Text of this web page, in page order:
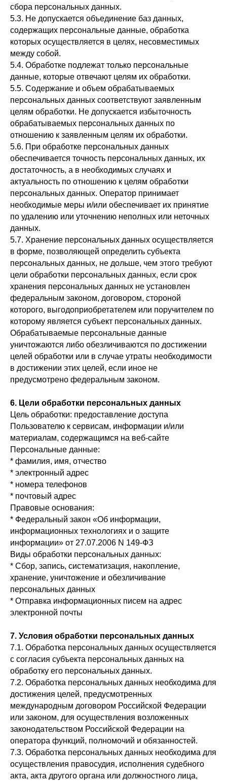
сбора персональных данных.
5.3. Не допускается объединение баз данных,
содержащих персональные данные, обработка
которых осуществляется в целях, несовместимых
между собой.
5.4. Обработке подлежат только персональные
данные, которые отвечают целям их обработки.
5.5. Содержание и объем обрабатываемых
персональных данных соответствуют заявленным
целям обработки. Не допускается избыточность
обрабатываемых персональных данных по
отношению к заявленным целям их обработки.
5.6. При обработке персональных данных
обеспечивается точность персональных данных, их
достаточность, а в необходимых случаях и
актуальность по отношению к целям обработки
персональных данных. Оператор принимает
необходимые меры и/или обеспечивает их принятие
по удалению или уточнению неполных или неточных
данных.
5.7. Хранение персональных данных осуществляется
в форме, позволяющей определить субъекта
персональных данных, не дольше, чем этого требуют
цели обработки персональных данных, если срок
хранения персональных данных не установлен
федеральным законом, договором, стороной
которого, выгодоприобретателем или поручителем по
которому является субъект персональных данных.
Обрабатываемые персональные данные
уничтожаются либо обезличиваются по достижении
целей обработки или в случае утраты необходимости
в достижении этих целей, если иное не
предусмотрено федеральным законом.
6. Цели обработки персональных данных
Цель обработки: предоставление доступа
Пользователю к сервисам, информации и/или
материалам, содержащимся на веб-сайте
Персональные данные:
* фамилия, имя, отчество
* электронный адрес
* номера телефонов
* почтовый адрес
Правовые основания:
* Федеральный закон «Об информации,
информационных технологиях и о защите
информации» от 27.07.2006 N 149-ФЗ
Виды обработки персональных данных:
* Сбор, запись, систематизация, накопление,
хранение, уничтожение и обезличивание
персональных данных
* Отправка информационных писем на адрес
электронной почты
7. Условия обработки персональных данных
7.1. Обработка персональных данных осуществляется
с согласия субъекта персональных данных на
обработку его персональных данных.
7.2. Обработка персональных данных необходима для
достижения целей, предусмотренных
международным договором Российской Федерации
или законом, для осуществления возложенных
законодательством Российской Федерации на
оператора функций, полномочий и обязанностей.
7.3. Обработка персональных данных необходима для
осуществления правосудия, исполнения судебного
акта, акта другого органа или должностного лица,